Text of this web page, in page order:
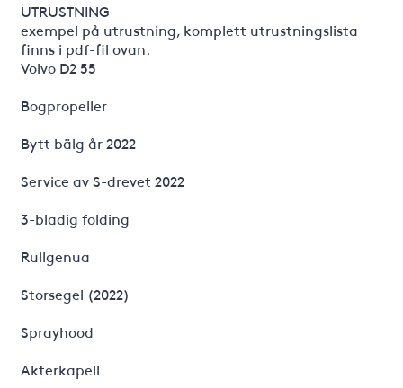
UTRUSTNING
exempel på utrustning, komplett utrustningslista
finns i pdf-fil ovan.
Volvo D2 55
Bogpropeller
Bytt bälg år 2022
Service av S-drevet 2022
3-bladig folding
Rullgenua
Storsegel (2022)
Sprayhood
Akterkapell